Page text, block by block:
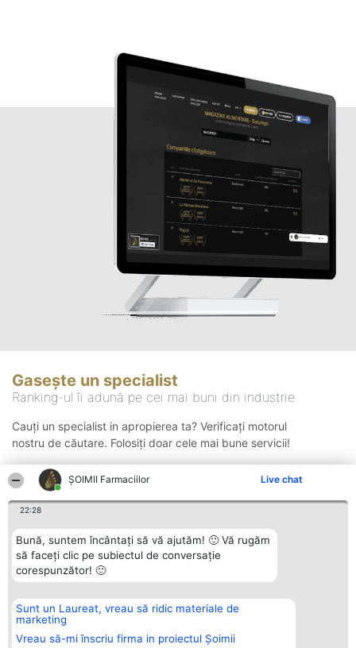
ŞOIMII Farmaciilor Live chat
22:28
Bună, suntem încântați să vă ajutăm! 🙂 Vă rugăm
să faceți clic pe subiectul de conversație
corespunzător! 🙂
Sunt un Laureat, vreau să ridic materiale de
marketing
Vreau să-mi înscriu firma in proiectul Șoimii
Gasește un specialist
Ranking-ul îi adună pe cei mai buni din industrie
Cauți un specialist in apropierea ta? Verificați motorul
nostru de căutare. Folosiți doar cele mai bune servicii!
Organizator Ranking
BRIGHT SOLUTIONS BR SRL
Aleea Timisul De Sus 2 Bl. A30
Sc. A Et. 4 Ap. 13 Cod 061952
Plebiscyt
Lista Tuturor
Laureaților
Contact